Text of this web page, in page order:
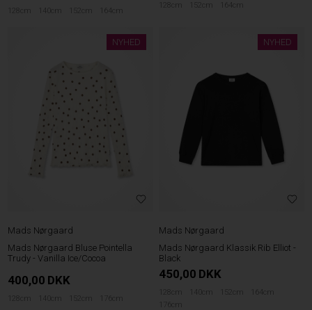
128cm 140cm 152cm 164cm
128cm 152cm 164cm
NYHED
Mads Nørgaard
Mads Nørgaard Bluse Pointella
Trudy - Vanilla Ice/Cocoa
400,00 DKK
128cm 140cm 152cm 176cm
NYHED
Mads Nørgaard
Mads Nørgaard Klassik Rib Elliot -
Black
450,00 DKK
128cm 140cm 152cm
164cm
176cm